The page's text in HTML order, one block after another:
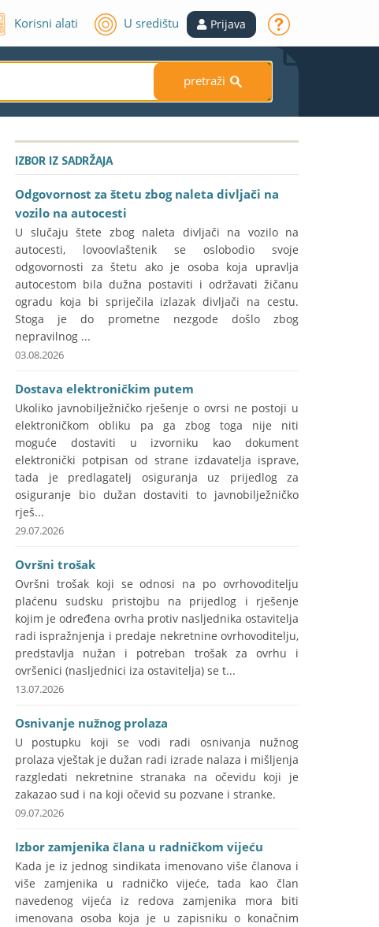
Korisni alati U središtu Prijava
pretraži S
IZBOR IZ SADRŽAJA
Odgovornost za štetu zbog naleta divljači na
vozilo na autocesti
U slučaju štete zbog naleta divljači na vozilo na
autocesti, lovoovlaštenik se oslobodio svoje
odgovornosti za štetu ako je osoba koja upravlja
autocestom bila dužna postaviti i održavati žičanu
ogradu koja bi spriječila izlazak divljači na cestu.
Stoga je do prometne nezgode došlo zbog
nepravilnog ...
03.08.2026
Dostava elektroničkim putem
Ukoliko javnobilježničko rješenje o ovrsi ne postoji u
elektroničkom obliku pa ga zbog toga nije niti
moguće dostaviti u izvorniku kao dokument
elektronički potpisan od strane izdavatelja isprave,
tada je predlagatelj osiguranja uz prijedlog za
osiguranje bio dužan dostaviti to javnobilježničko
rješ...
29.07.2026
Ovršni trošak
Ovršni trošak koji se odnosi na po ovrhovoditelju
plaćenu sudsku pristojbu na prijedlog i rješenje
kojim je određena ovrha protiv nasljednika ostavitelja
radi ispražnjenja i predaje nekretnine ovrhovoditelju,
predstavlja nužan i potreban trošak za ovrhu i
ovršenici (nasljednici iza ostavitelja) se t...
13.07.2026
Osnivanje nužnog prolaza
U postupku koji se vodi radi osnivanja nužnog
prolaza vještak je dužan radi izrade nalaza i mišljenja
razgledati nekretnine stranaka na očevidu koji je
zakazao sud i na koji očevid su pozvane i stranke.
09.07.2026
Izbor zamjenika člana u radničkom vijeću
Kada je iz jednog sindikata imenovano više članova i
više zamjenika u radničko vijeće, tada kao član
navedenog vijeća iz redova zamjenika mora biti
imenovana osoba koja je u zapisniku o konačnim